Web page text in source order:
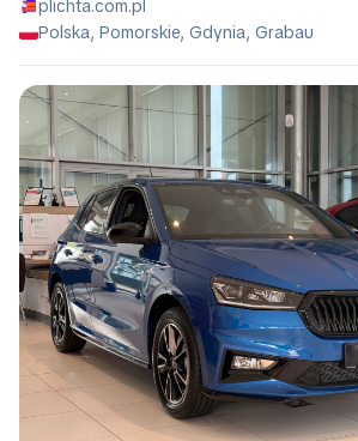
plichta.com.pl
Polska, Pomorskie, Gdynia, Grabau